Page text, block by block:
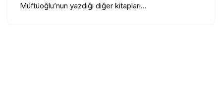
Müftüoğlu’nun yazdığı diğer kitapları…